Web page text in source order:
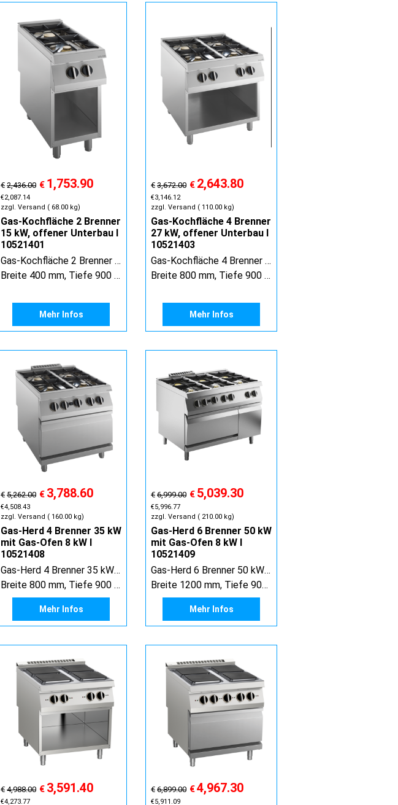
€ 2,436.00 € 1,753.90
€2,087.14
zzgl. Versand
68.00 kg
Gas-Kochfläche 2 Brenner
15 kW, offener Unterbau I
10521401
Gas-Kochfläche 2 Brenner 15 kW, offener Unterbau
Breite 400 mm, Tiefe 900 mm, Höhe 900 mm
Mehr Infos
€ 3,672.00 € 2,643.80
€3,146.12
zzgl. Versand
110.00 kg
Gas-Kochfläche 4 Brenner
27 kW, offener Unterbau I
10521403
Gas-Kochfläche 4 Brenner 27 kW, offener Unterbau
Breite 800 mm, Tiefe 900 mm, Höhe 900 mm
Mehr Infos
€ 5,262.00 € 3,788.60
€4,508.43
zzgl. Versand
160.00 kg
Gas-Herd 4 Brenner 35 kW
mit Gas-Ofen 8 kW I
10521408
Gas-Herd 4 Brenner 35 kW mit Gas-Ofen 8 kW
Breite 800 mm, Tiefe 900 mm, Höhe 900 mm
Mehr Infos
€ 6,999.00 € 5,039.30
€5,996.77
zzgl. Versand
210.00 kg
Gas-Herd 6 Brenner 50 kW
mit Gas-Ofen 8 kW I
10521409
Gas-Herd 6 Brenner 50 kW mit Gas-Ofen 8 kW
Breite 1200 mm, Tiefe 900 mm, Höhe 900 mm
Mehr Infos
€ 4,988.00 € 3,591.40
€4,273.77
€ 6,899.00 €4,967.30
€5,911.09